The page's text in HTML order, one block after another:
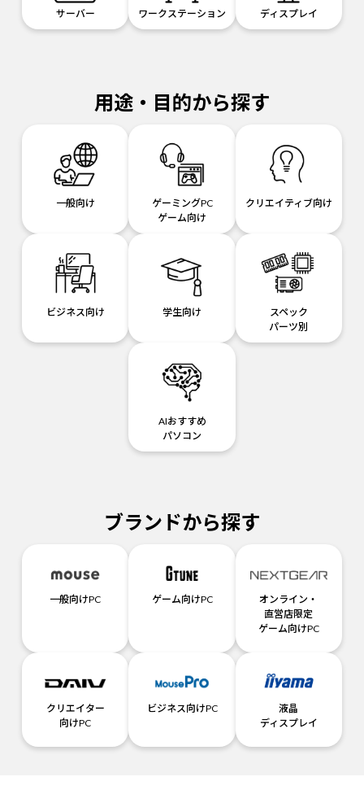
サーバー ワークステーション ディスプレイ
用途・目的から探す
一般向け
ゲーミングPC
ゲーム向け
クリエイティブ向け
ビジネス向け 学生向け
スペック
パーツ別
AIおすすめ
パソコン
ブランドから探す
一般向けPC ゲーム向けPC
オンライン・
直営店限定
ゲーム向けPC
クリエイター
向けPC
ビジネス向けPC
液晶
ディスプレイ